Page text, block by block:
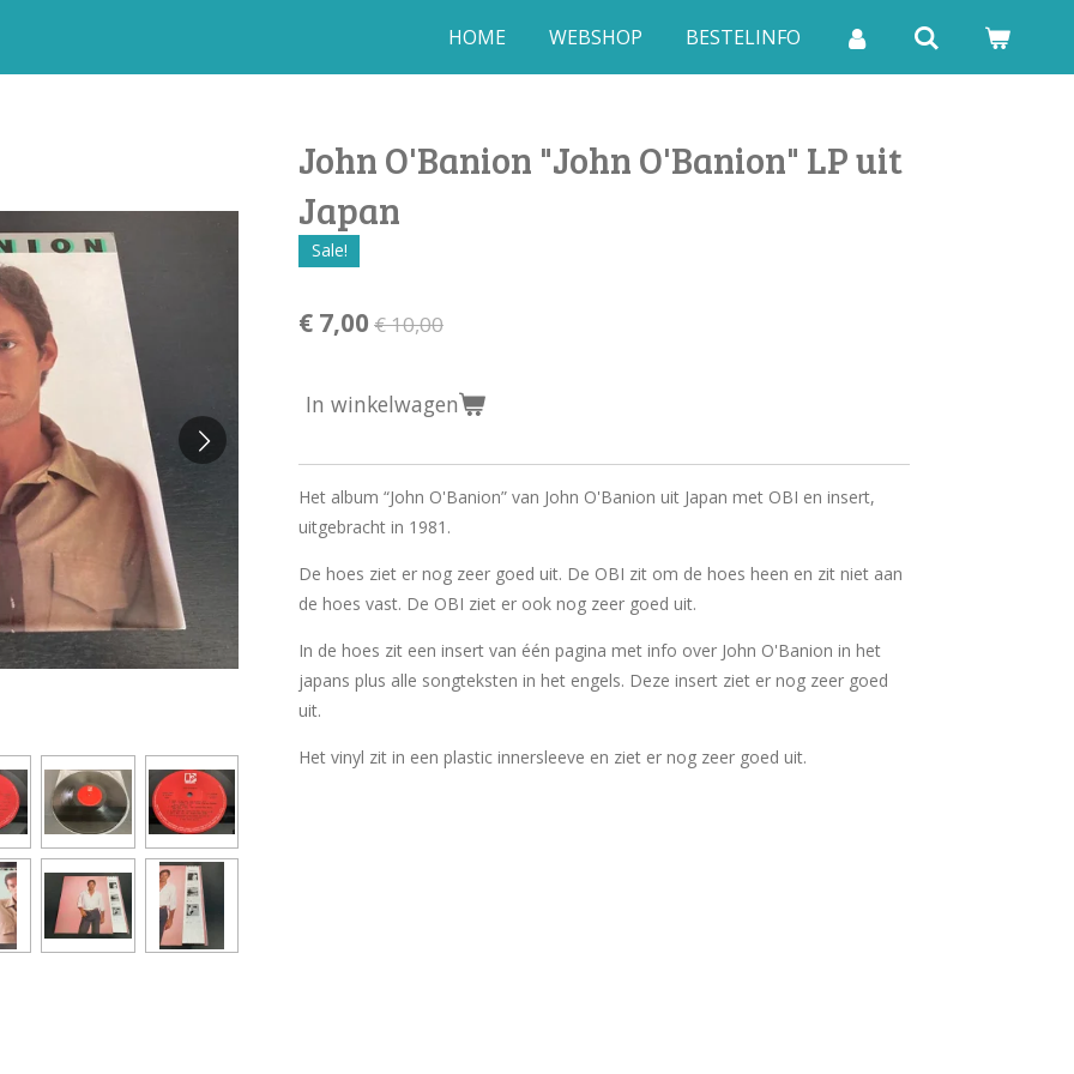
HOME WEBSHOP BESTELINFO
John O'Banion "John O'Banion" LP uit
Japan
Sale!
€ 7,00 € 10,00
In winkelwagen
Het album “John O'Banion” van John O'Banion uit Japan met OBI en insert,
uitgebracht in 1981.
De hoes ziet er nog zeer goed uit. De OBI zit om de hoes heen en zit niet aan
de hoes vast. De OBI ziet er ook nog zeer goed uit.
In de hoes zit een insert van één pagina met info over John O'Banion in het
japans plus alle songteksten in het engels. Deze insert ziet er nog zeer goed
uit.
Het vinyl zit in een plastic innersleeve en ziet er nog zeer goed uit.